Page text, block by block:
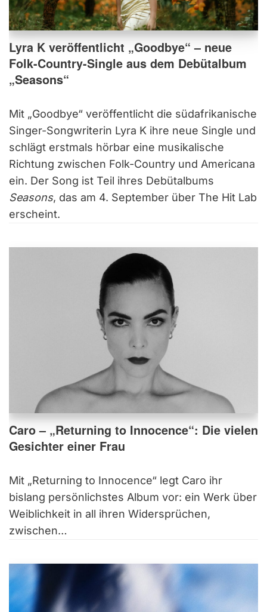
Lyra K veröffentlicht „Goodbye“ – neue
Folk-Country-Single aus dem Debütalbum
„Seasons“
Mit „Goodbye“ veröffentlicht die südafrikanische
Singer-Songwriterin Lyra K ihre neue Single und
schlägt erstmals hörbar eine musikalische
Richtung zwischen Folk-Country und Americana
ein. Der Song ist Teil ihres Debütalbums
Seasons, das am 4. September über The Hit Lab
erscheint.
Caro – „Returning to Innocence“: Die vielen
Gesichter einer Frau
Mit „Returning to Innocence“ legt Caro ihr
bislang persönlichstes Album vor: ein Werk über
Weiblichkeit in all ihren Widersprüchen,
zwischen…